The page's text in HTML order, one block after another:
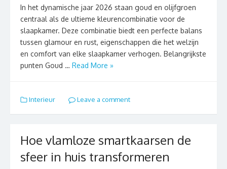
In het dynamische jaar 2026 staan goud en olijfgroen
centraal als de ultieme kleurencombinatie voor de
slaapkamer. Deze combinatie biedt een perfecte balans
tussen glamour en rust, eigenschappen die het welzijn
en comfort van elke slaapkamer verhogen. Belangrijkste
punten Goud … Read More »
Interieur Leave a comment
Hoe vlamloze smartkaarsen de
sfeer in huis transformeren